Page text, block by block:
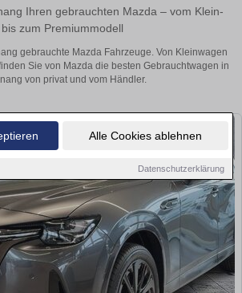
Alle Cookies ablehnen
Datenschutzerklärung
Ihren gebrauchten Mazda – vom Klein-
bis zum Premiummodell
gebrauchte Mazda Fahrzeuge. Von Kleinwagen
Sie von Mazda die besten Gebrauchtwagen in
von privat und vom Händler.